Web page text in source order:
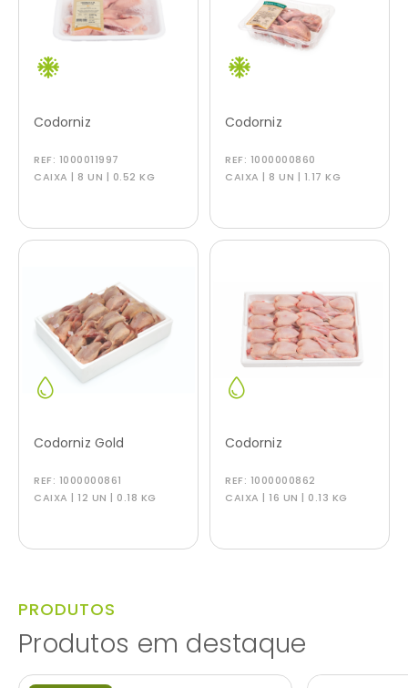
Codorniz
REF: 1000011997
CAIXA | 8 UN | 0.52 KG
Codorniz
REF: 1000000860
CAIXA | 8 UN | 1.17 KG
Codorniz Gold
REF: 1000000861
CAIXA | 12 UN | 0.18 KG
Codorniz
REF: 1000000862
CAIXA | 16 UN | 0.13 KG
PRODUTOS
Produtos em destaque